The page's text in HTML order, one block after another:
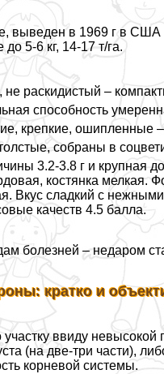
выведен в 1969 г в США
5-6 кг, 14-17 т/га.
не раскидистый –
способность
крепкие, ошипленные
собраны в
3.2-3.8 г и крупная
костянка мелкая.
Вкус сладкий с
качеств 4.5 балла.
болезней – недаром
кратко и
участку ввиду
(на две-три части),
корневой системы.